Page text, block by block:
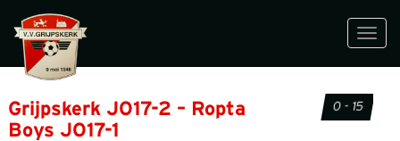
Grijpskerk JO17-2 – Ropta
Boys JO17-1
0 - 15